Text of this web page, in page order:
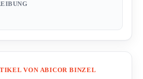
VON ABICOR BINZEL